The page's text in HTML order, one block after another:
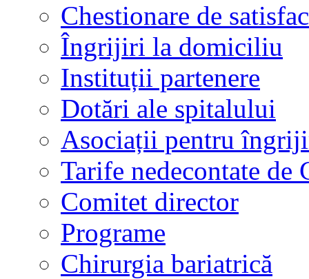
Chestionare de
Îngrijiri la domiciliu
Instituții partenere
Dotări ale spitalului
Asociații pentru
Tarife nedecontate de
Comitet director
Programe
Chirurgia bariatrică